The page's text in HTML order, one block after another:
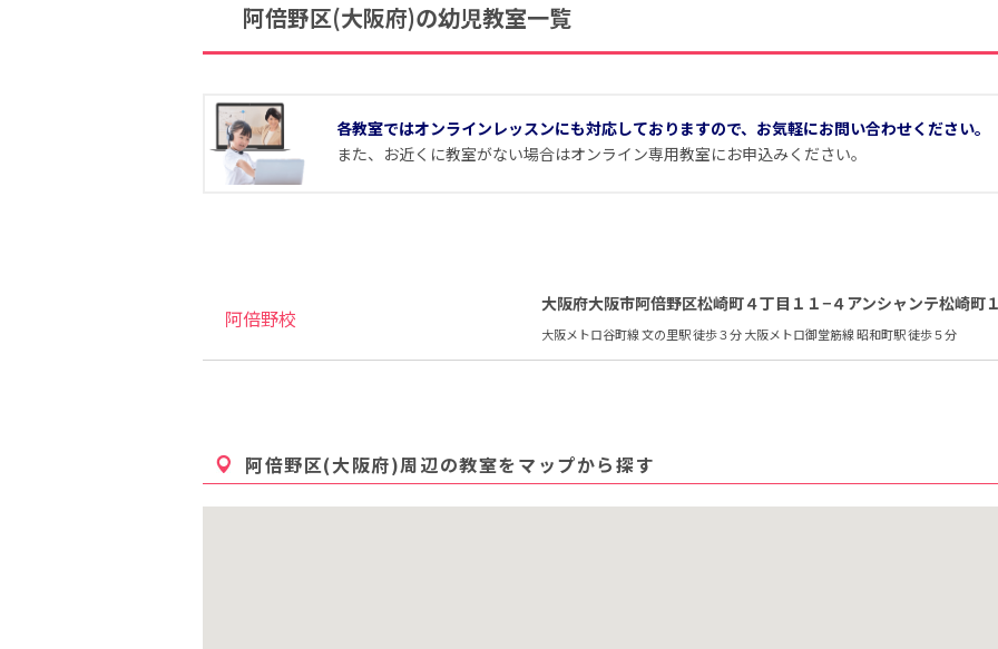
阿倍野区(大阪府)の幼児教室一覧
各教室ではオンラインレッスンにも対応しておりますので、お気軽にお問い合わせください。
また、お近くに教室がない場合はオンライン専用教室にお申込みください。
阿倍野校
大阪府大阪市阿倍野区松崎町４丁目１１−４アンシャンテ松崎町
大阪メトロ谷町線 文の里駅 徒歩３分 大阪メトロ御堂筋線 昭和町駅 徒歩５分
阿倍野区(大阪府)周辺の教室をマップから探す